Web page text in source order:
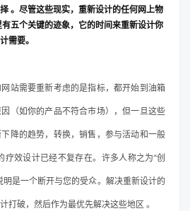
。尽管这些现实，重新设计的任何网上物
五个关键的迹象，它的时间来重新设计你
需要。
站需要重新考虑的是指标，都开始到油箱
（如你的产品不符合市场），但一旦这些
降的趋势，转换，销售，参与活动和一般
疗效设计已经不复存在。许多人称之为“创
明是一个断开与您的受众。解决重新设计的
打破，然后作为最优先解决这些地区 。